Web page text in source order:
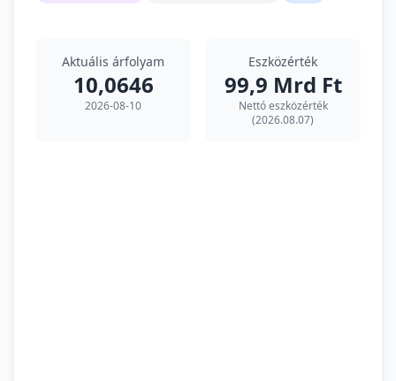
Aktuális árfolyam
10,0646
2026-08-10
Eszközérték
99,9 Mrd Ft
Nettó eszközérték
(2026.08.07)